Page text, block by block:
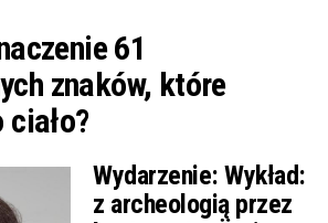
61
znaków, które
ciało?
Wydarzenie: Wykład:
z archeologią przez